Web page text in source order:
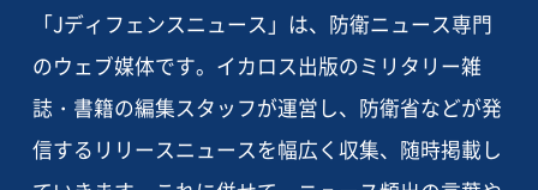
「Jディフェンスニュース」は、防衛ニュース専門
のウェブ媒体です。イカロス出版のミリタリー雑
誌・書籍の編集スタッフが運営し、防衛省などが発
信するリリースニュースを幅広く収集、随時掲載し